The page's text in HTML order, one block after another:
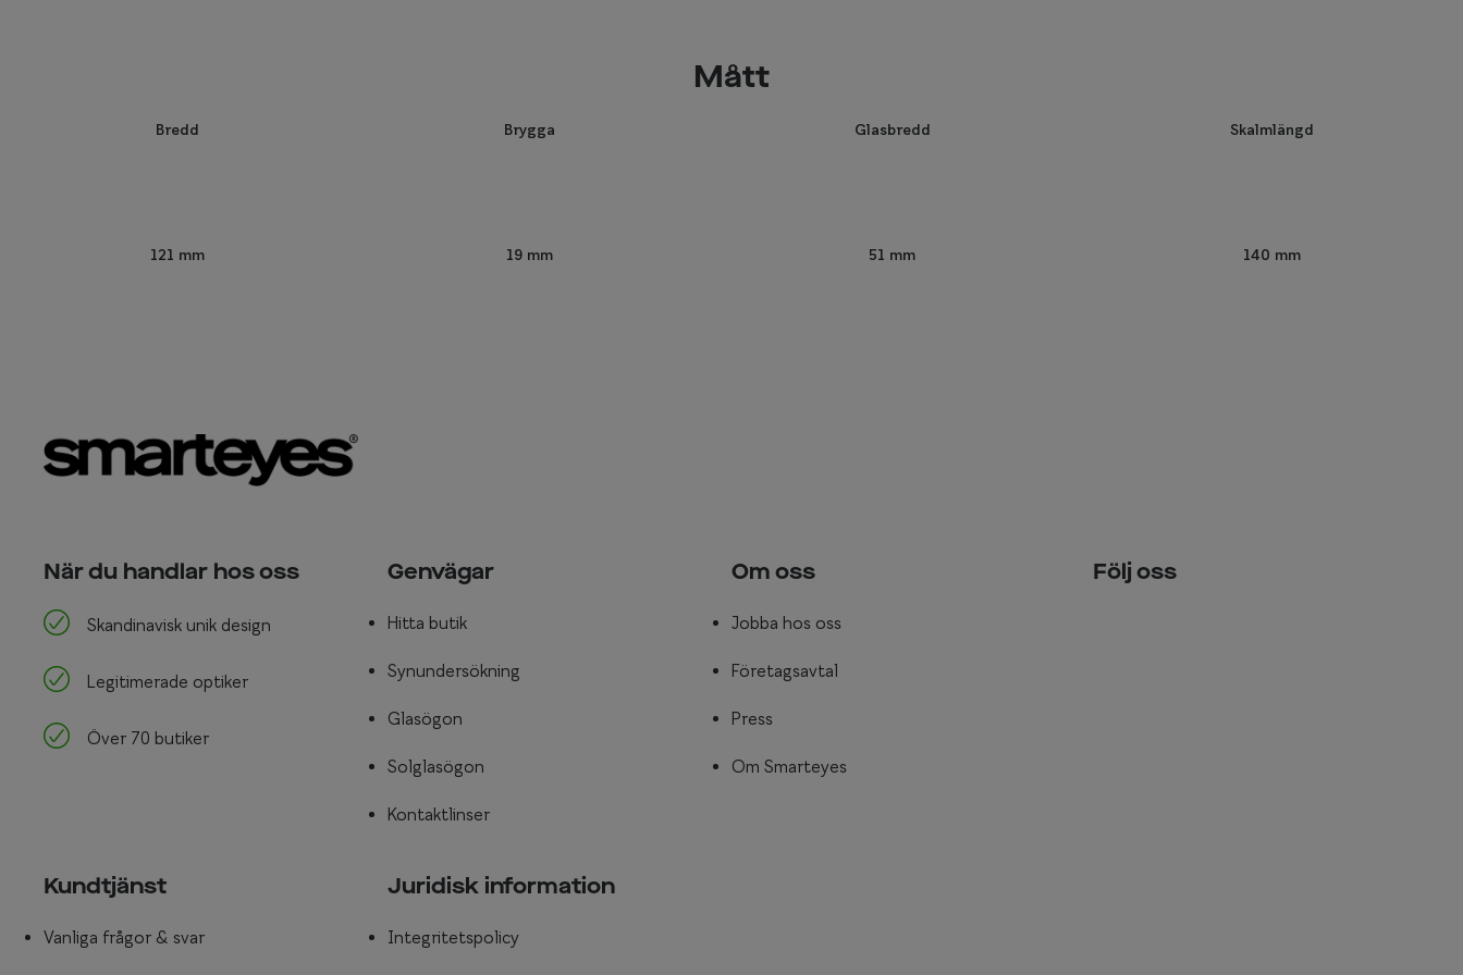
Mått
Bredd
121 mm
Brygga
19 mm
Glasbredd
51 mm
Skalmlängd
140 mm
När du handlar hos oss
Skandinavisk unik design
Legitimerade optiker
Över 70 butiker
Genvägar
Hitta butik
Synundersökning
Glasögon
Solglasögon
Kontaktlinser
Om oss
Jobba hos oss
Företagsavtal
Press
Om Smarteyes
Kundtjänst
Vanliga frågor & svar
Juridisk information
Integritetspolicy
Följ oss